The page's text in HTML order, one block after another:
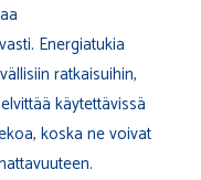
Energiatukia
ratkaisuihin,
käytettävissä
koska ne voivat